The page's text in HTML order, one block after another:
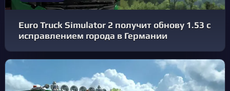
Euro Truck Simulator 2 получит обнову 1.53 с
исправлением города в Германии